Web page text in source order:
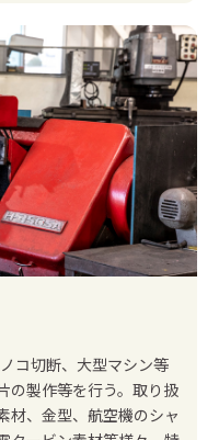
コ切断、大型マシン等
の製作等を行う。取り扱
材、金型、航空機のシャ